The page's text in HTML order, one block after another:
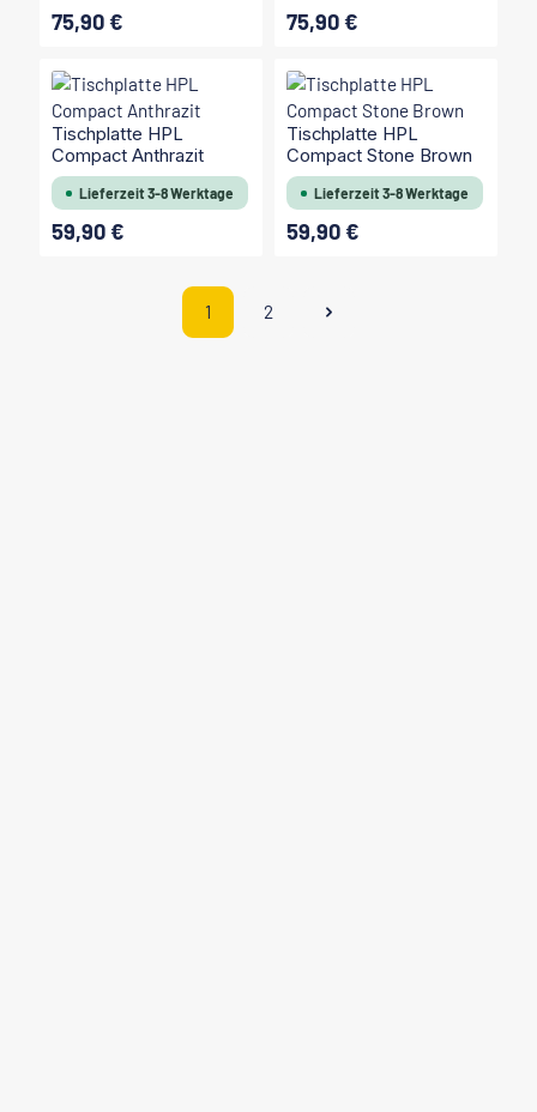
Regulärer Preis:
75,90 € Regulärer Preis:
75,90 €
Tischplatte HPL
Compact Anthrazit
Lieferzeit 3-8 Werktage
Regulärer Preis:
59,90 €
Tischplatte HPL
Compact Stone Brown
Lieferzeit 3-8 Werktage
Regulärer Preis:
59,90 €
Seite
1
Seite
2